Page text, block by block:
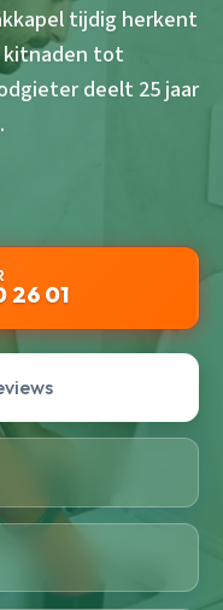
tijdig herkent
kitnaden tot
deelt 25 jaar
26 01